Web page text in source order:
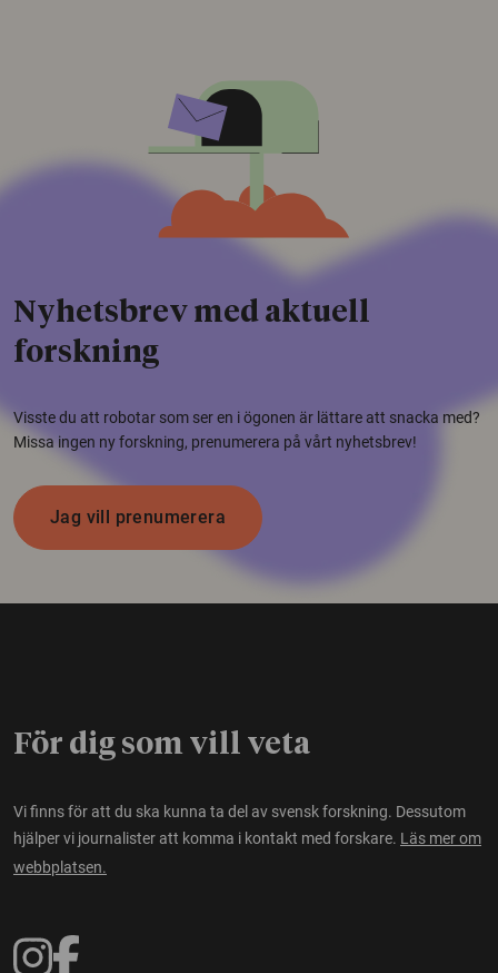
Nyhetsbrev med aktuell
forskning
Visste du att robotar som ser en i ögonen är lättare att snacka med?
Missa ingen ny forskning, prenumerera på vårt nyhetsbrev!
Jag vill prenumerera
För dig som vill veta
Vi finns för att du ska kunna ta del av svensk forskning. Dessutom
hjälper vi journalister att komma i kontakt med forskare. Läs mer om
webbplatsen.